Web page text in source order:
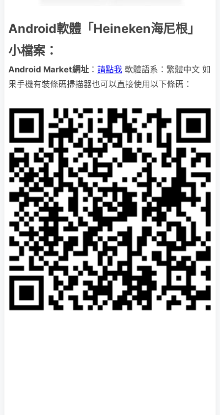
Android軟體「Heineken海尼根」
小檔案：
Android Market網址 ： 請點我 軟體語系：繁體中文 如
果手機有裝條碼掃描器也可以直接使用以下條碼：